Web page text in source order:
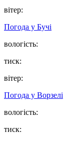
вітер:
Погода у Бучі
вологість:
тиск:
вітер:
Погода у Ворзелі
вологість:
тиск: